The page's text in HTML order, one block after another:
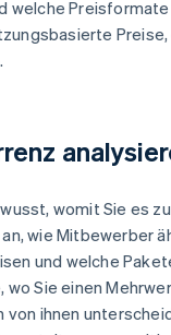
welche
womit Sie es
wie Mitbewerber
und welche
wo Sie einen
von ihnen